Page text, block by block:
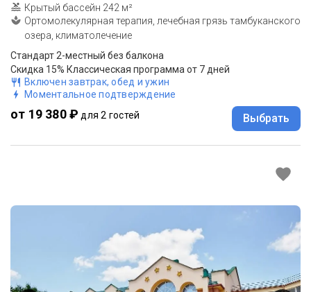
Крытый бассейн 242 м²
Ортомолекулярная терапия, лечебная грязь тамбуканского
озера, климатолечение
Стандарт 2-местный без балкона
Скидка 15% Классическая программа от 7 дней
Включен завтрак, обед и ужин
Моментальное подтверждение
от 19 380 ₽ для 2 гостей Выбрать